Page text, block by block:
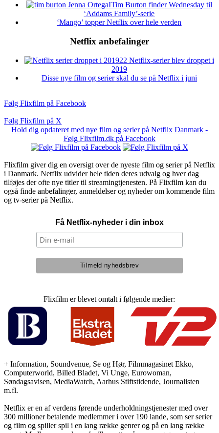
Tim Burton finder Wednesday til
‘Addams Family’-serie
‘Mango’ topper Netflix over hele verden
Netflix anbefalinger
22 Netflix-serier blev droppet i
2019
Disse nye film og serier skal du se på Netflix i juni
Følg Flixfilm på Facebook
Følg Flixfilm på X
Hold dig opdateret med nye film og serier på Netflix Danmark -
Følg Flixfilm.dk på Facebook
Flixfilm giver dig en oversigt over de nyeste film og serier på Netflix
i Danmark. Netflix udvider hele tiden deres udvalg og hver dag
tilføjes der ofte nye titler til streamingtjenesten. På Flixfilm kan du
også finde anbefalinger, anmeldelser og nyheder om kommende film
og tv-serier på Netflix.
Få Netflix-nyheder i din inbox
Flixfilm er blevet omtalt i følgende medier:
+ Information, Soundvenue, Se og Hør, Filmmagasinet Ekko,
Computerworld, Billed Bladet, Vi Unge, Eurowoman,
Søndagsavisen, MediaWatch, Aarhus Stiftstidende, Journalisten
m.fl.
Netflix er en af verdens førende underholdningstjenester med over
300 millioner betalende medlemmer i over 190 lande, som ser serier
og film og spiller spil i en lang række genrer og på en lang række